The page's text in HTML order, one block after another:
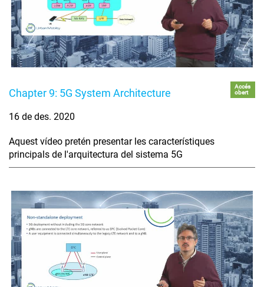
Chapter 9: 5G System Architecture
Accés
obert
16 de des. 2020
Aquest vídeo pretén presentar les característiques
principals de l'arquitectura del sistema 5G